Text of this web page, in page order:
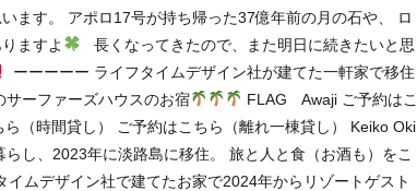
ます。 アポロ17号が持ち帰った37億年前の月の石や、 ロ
ますよ
長くなってきたので、また明日に続きたいと思
ーーーーー ライフタイムデザイン社が建てた一軒家で移住
ーファーズハウスのお宿
FLAG Awaji ご予約はこ
（時間貸し） ご予約はこちら（離れ一棟貸し） Keiko Oki
し、2023年に淡路島に移住。 旅と人と食（お酒も）をこ
ムデザイン社で建てたお家で2024年からリゾートゲスト